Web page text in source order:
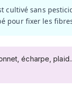
cultivé sans
pour fixer les
écharpe,